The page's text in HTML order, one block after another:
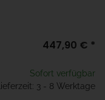
447,90 € *
Sofort verfügbar
Lieferzeit: 3 - 8 Werktage